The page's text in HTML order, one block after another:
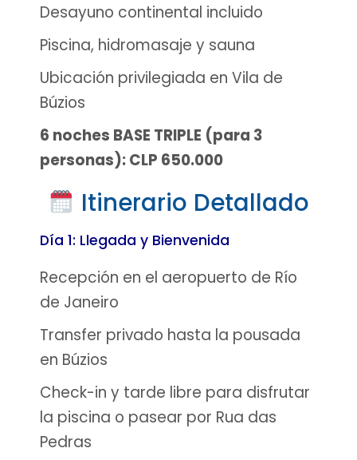
Desayuno continental incluido
Piscina, hidromasaje y sauna
Ubicación privilegiada en Vila de
Búzios
6 noches BASE TRIPLE (para 3
personas): CLP 650.000
Itinerario Detallado
Día 1: Llegada y Bienvenida
Recepción en el aeropuerto de Río
de Janeiro
Transfer privado hasta la pousada
en Búzios
Check-in y tarde libre para disfrutar
la piscina o pasear por Rua das
Pedras